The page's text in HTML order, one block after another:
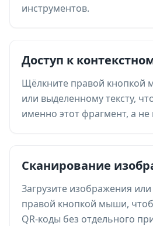
инструментов.
Доступ к
Щёлкните правой кнопкой
или выделенному тексту,
именно этот фрагмент, а не
Сканирование
Загрузите изображения
правой кнопкой мыши,
QR-коды без отдельного